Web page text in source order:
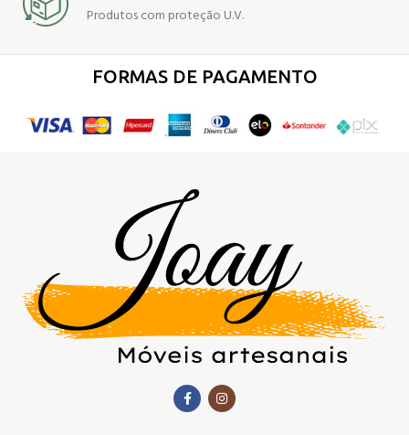
Produtos com proteção U.V.
FORMAS DE PAGAMENTO